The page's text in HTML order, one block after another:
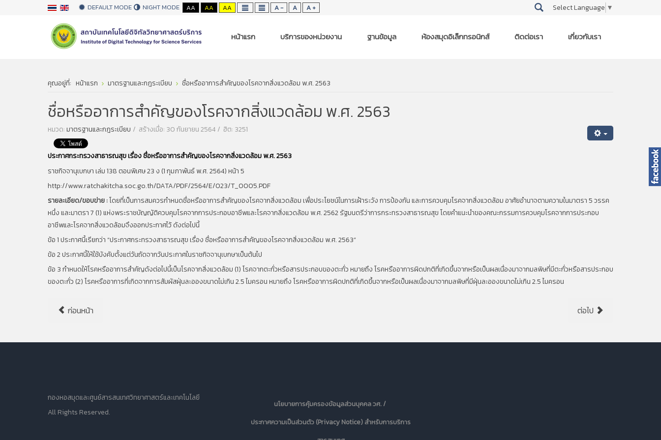
DEFAULT MODE NIGHT MODE AA AA AA A - A A + Select Language ▼
หน้าแรก บริการของหน่วยงาน ฐานข้อมูล ห้องสมุดอิเล็กทรอนิกส์ ติดต่อเรา เกี่ยวกับเรา
คุณอยู่ที่: หน้าแรก มาตรฐานและกฎระเบียบ ชื่อหรืออาการสำคัญของโรคจากสิ่งแวดล้อม พ.ศ. 2563
ชื่อหรืออาการสำคัญของโรคจากสิ่งแวดล้อม พ.ศ. 2563
หมวด:มาตรฐานและกฎระเบียบ สร้างเมื่อ: 30 กันยายน 2564 ฮิต: 3251
ประกาศกระทรวงสาธารณสุข เรื่อง ชื่อหรืออาการสำคัญของโรคจากสิ่งแวดล้อม พ.ศ. 2563
ราชกิจจานุเบกษา เล่ม 138 ตอนพิเศษ23ง (1กุมภาพันธ์ พ.ศ.2564)หน้า5
http://www.ratchakitcha.soc.go.th/DATA/PDF/2564/E/023/T_0005.PDF
รายละเอียด/ขอบข่าย :โดยที่เป็นการสมควรกำหนดชื่อหรืออาการสำคัญของโรคจากสิ่งแวดล้อม เพื่อประโยชน์ในการเฝ้าระวัง การป้องกัน และการควบคุมโรคจากสิ่งแวดล้อม อาศัยอำนาจตามความในมาตรา5วรรค
หนึ่ง และมาตรา7 (1)แห่งพระราชบัญญัติควบคุมโรคจากการประกอบอาชีพและโรคจากสิ่งแวดล้อม พ.ศ.2562 รัฐมนตรีว่าการกระทรวงสาธารณสุข โดยคำแนะนำของคณะกรรมการควบคุมโรคจากการประกอบ
อาชีพและโรคจากสิ่งแวดล้อมจึงออกประกาศไว้ ดังต่อไปนี้
ข้อ1ประกาศนี้เรียกว่า “ประกาศกระทรวงสาธารณสุข เรื่อง ชื่อหรืออาการสำคัญของโรคจากสิ่งแวดล้อม พ.ศ.2563”
ข้อ2ประกาศนี้ให้ใช้บังคับตั้งแต่วันถัดจากวันประกาศในราชกิจจานุเบกษาเป็นต้นไป
ข้อ 3กำหนดให้โรคหรืออาการสำคัญดังต่อไปนี้เป็นโรคจากสิ่งแวดล้อม (1)โรคจากตะกั่วหรือสารประกอบของตะกั่ว หมายถึง โรคหรืออาการผิดปกติที่เกิดขึ้นจากหรือเป็นผลเนื่องมาจากมลพิษที่มีตะกั่วหรือสารประกอบ
ของตะกั่ว (2)โรคหรืออาการที่เกิดจากการสัมผัสฝุ่นละอองขนาดไม่เกิน2.5ไมครอน หมายถึง โรคหรืออาการผิดปกติที่เกิดขึ้นจากหรือเป็นผลเนื่องมาจากมลพิษที่มีฝุ่นละอองขนาดไม่เกิน2.5ไมครอน
ก่อนหน้า ต่อไป
กองหอสมุดและศูนย์สารสนเทศวิทยาศาสตร์และเทคโนโลยี
All Rights Reserved.
นโยบายการคุ้มครองข้อมูลส่วนบุคคล วศ. /
ประกาศความเป็นส่วนตัว (Privacy Notice) สำหรับการบริการ